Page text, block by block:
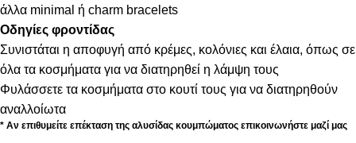
άλλα minimal ή charm bracelets
Οδηγίες φροντίδας
Συνιστάται η αποφυγή από κρέμες, κολόνιες και έλαια, όπως σε
όλα τα κοσμήματα για να διατηρηθεί η λάμψη τους
Φυλάσσετε τα κοσμήματα στο κουτί τους για να διατηρηθούν
αναλλοίωτα
* Αν επιθυμείτε επέκταση της αλυσίδας κουμπώματος επικοινωνήστε μαζί μας